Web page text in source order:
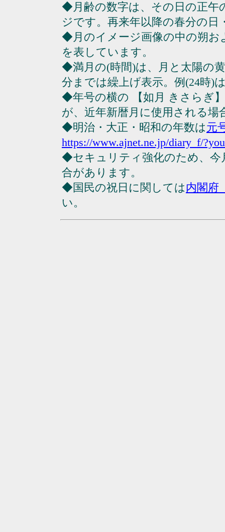
◆月齢の数字は、その日の正午
ジです。再来年以降の春分の日
◆月のイメージ画像の中の朔
を表しています。
◆満月の(時間)は、月と太陽の
分までは繰上げ表示。例(24時)
◆年号の横の 【如月 きさらぎ
が、近年新暦月に使用される場
◆明治・大正・昭和の年数は元
https://www.ajnet.ne.jp/diary_f/
◆セキュリティ強化のため、今
合があります。
◆国民の祝日に関しては内閣府
い。